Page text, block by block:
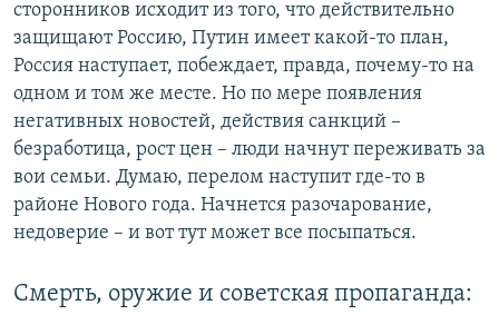
сторонников исходит из того, что действительно
защищают Россию, Путин имеет какой-то план,
Россия наступает, побеждает, правда, почему-то на
одном и том же месте. Но по мере появления
негативных новостей, действия санкций –
безработица, рост цен – люди начнут переживать за
вои семьи. Думаю, перелом наступит где-то в
районе Нового года. Начнется разочарование,
недоверие – и вот тут может все посыпаться.
Cмерть, оружие и советская пропаганда: